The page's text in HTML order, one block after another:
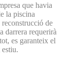
que havia
la piscina
de
darrera requerirà
es garanteix el